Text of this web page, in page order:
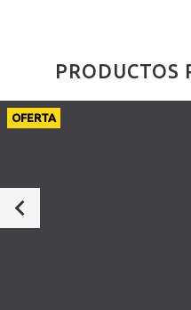
PRODUCTOS
OFERTA